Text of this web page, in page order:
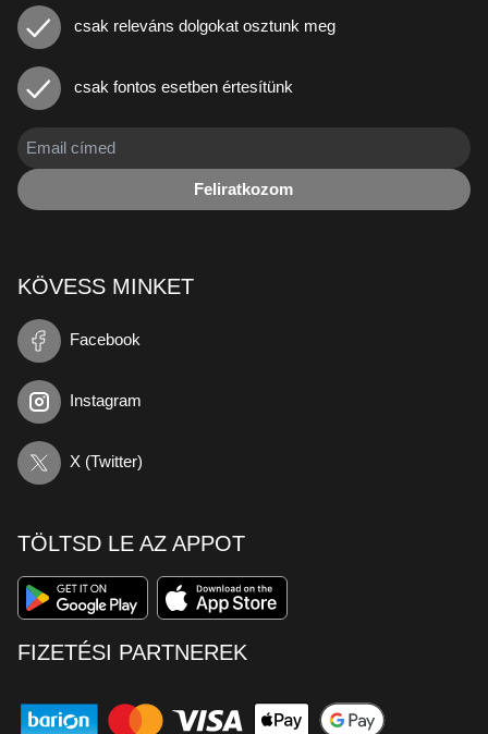
csak releváns dolgokat osztunk meg
csak fontos esetben értesítünk
Feliratkozom
KÖVESS MINKET
Facebook
Instagram
X (Twitter)
TÖLTSD LE AZ APPOT
FIZETÉSI PARTNEREK